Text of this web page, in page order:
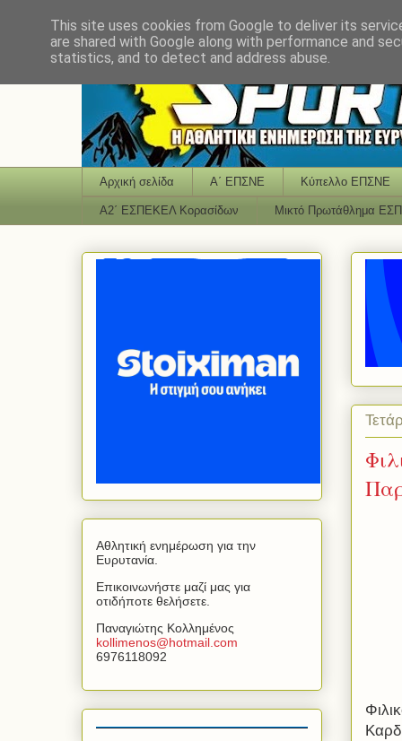
Αρχική σελίδα Α΄ ΕΠΣΝΕ Κύπελλο ΕΠΣΝΕ
Α2΄ ΕΣΠΕΚΕΛ Κορασίδων Μικτό Πρωτάθλημα
Αθλητική ενημέρωση για την
Ευρυτανία.
Επικοινωνήστε μαζί μας για
οτιδήποτε θελήσετε.
Παναγιώτης Κολλημένος
kollimenos@hotmail com
6976118092
This site uses cookies from Google to deliver its
are shared with Google along with performance and
statistics, and to detect and address abuse.